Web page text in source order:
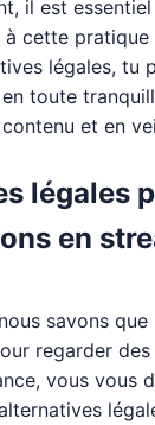
il est
à cette
légales, tu
toute
et en
légales
en
savons
regarder des
vous vous